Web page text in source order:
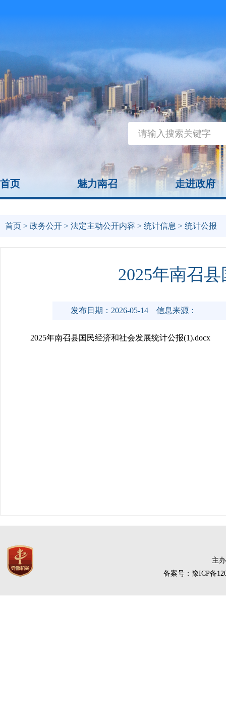
首页 魅力南召 走进政府
首页 > 政务公开 > 法定主动公开内容 > 统计信息 > 统计公报
2025年南召
发布日期：2026-05-14 信息来源：
2025年南召县国民经济和社会发展统计公报(1).docx
主
备案号：豫ICP备